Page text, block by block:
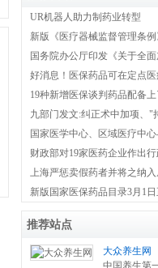
UR机器人助力制药业转型
新版《医疗器械监督管理条
国务院办公厅印发《关于全
好消息！医保药品可在定点
19种新增医保谈判药品配备上
九部门发文:纠正术中加项、"
国家医学中心、区域医疗中
财政部对19家医药企业作出
上海严惩卖假药者并将之纳入
新版国家医保药品目录3月1
推荐站点
大众养生网
中国养生第